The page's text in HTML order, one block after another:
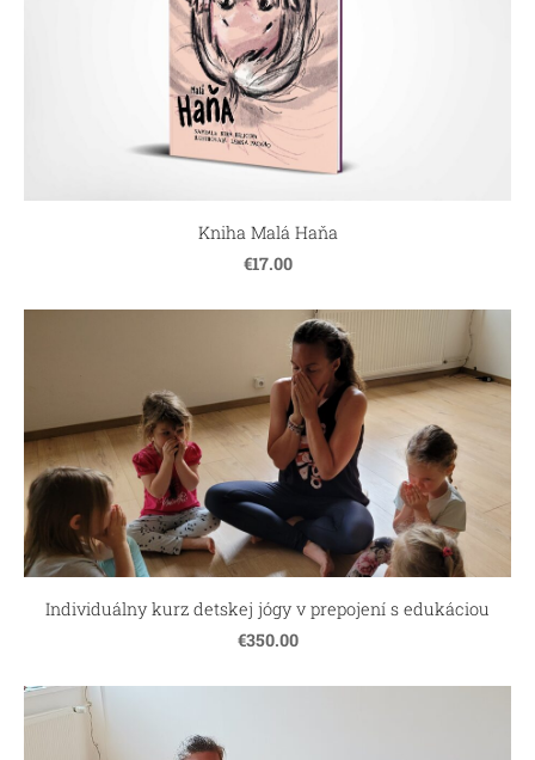
Kniha Malá Haňa
€17.00
Individuálny kurz detskej jógy v prepojení s edukáciou
€350.00